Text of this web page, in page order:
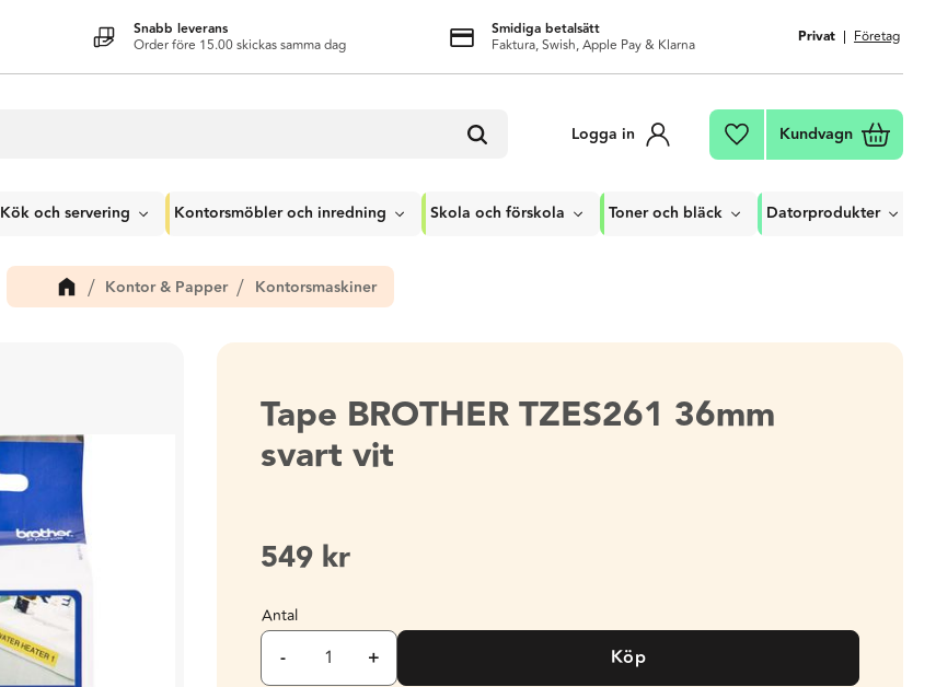
Snabb leverans
Order före 15.00 skickas samma dag
Smidiga betalsätt
Faktura, Swish, Apple Pay & Klarna Privat Företag
Logga in Favoriter
Kundvagn
Kök och servering Kontorsmöbler och inredning Skola och förskola Toner och bläck Datorprodukter
Kontor & Papper Kontorsmaskiner
Tape BROTHER TZES261 36mm
svart vit
549 kr
Antal
+
- Köp